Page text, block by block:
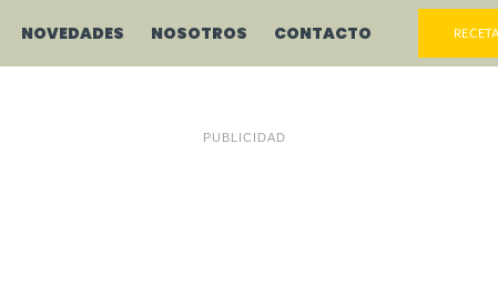
NOVEDADES NOSOTROS CONTACTO
PUBLICIDAD